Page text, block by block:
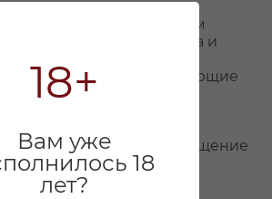
18+
Вам уже
18
лет?
солнечным золотистым
атмосферу праздника и
насыщенном аромате
травяные ноты, придающие
характер. Первое
ликером подарит вам
горчинкой и
неповторимое ощущение